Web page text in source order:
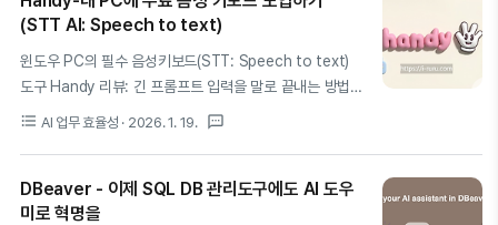
원리를 상세히 분석한다. 아울러 2026년 현재 가장 주목받
는 AI 기반 타임박싱 도구인 Motion, Reclaim.ai,
Sunsama, Akiflow의 기능을 입체적으로 비교하고, 각 도
박싱의 기원과 진화: 할 일 목록에서 시간 박스로의 전환현
대적인 업무 환경에서 '바쁨'은 종종 생..
(STT AI: Speech to text)
윈도우 PC의 필수 음성키보드(STT: Speech to text)
도구 Handy 리뷰: 긴 프롬프트 입력을 말로 끝내는 방법요
약: Handy는 오픈소스 STT 앱으로 복잡한 AI 프롬프트나
므로 보안이 완벽하고 반응 속도도 무척 빠릅니다.본격적인
내용에 앞서 용어를 정리해 드릴게요. STT는 음성을 텍스
format_list_bulleted AI 업무 효율성 · 2026. 1. 19. textsms
DBeaver - 이제 SQL DB 관리도구에도 AI 도우
미로 혁명을